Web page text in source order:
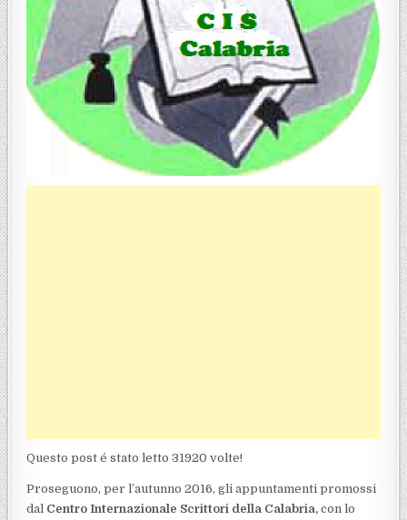
Questo post é stato letto 31920 volte!
Proseguono, per l’autunno 2016, gli appuntamenti promossi
dal Centro Internazionale Scrittori della Calabria, con lo